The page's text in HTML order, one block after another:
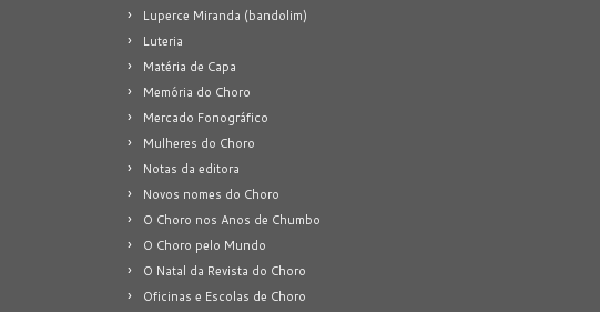
Luperce Miranda (bandolim)
Luteria
Matéria de Capa
Memória do Choro
Mercado Fonográfico
Mulheres do Choro
Notas da editora
Novos nomes do Choro
O Choro nos Anos de Chumbo
O Choro pelo Mundo
O Natal da Revista do Choro
Oficinas e Escolas de Choro